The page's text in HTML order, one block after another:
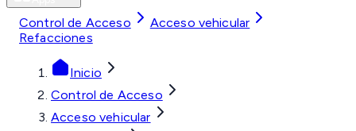
Control de Acceso
Acceso vehicular
Refacciones
Inicio
Control de Acceso
Acceso vehicular